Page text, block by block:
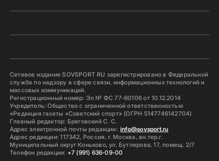
Сетевое издание SOVSPORT RU зарегистрировано в Федеральной
службе по надзору в сфере связи, информационных технологий и
массовых коммуникаций.
Регистрационный номер: Эл № ФС 77-60106 от 10.12.2014
Учредитель: Общество с ограниченной ответственностью
«Редакция газеты «Советский спорт» (ОГРН 5147746142704)
Главный редактор: Бреговский С. С.
Адрес электронной почты редакции: info@sovsport.ru
Адрес редакции: 117342, Россия, г. Москва, вн.тер.г.
Муниципальный округ Коньково, ул. Бутлерова, 17, помещ. 2/7
Телефон редакции: +7 (991) 636-09-00